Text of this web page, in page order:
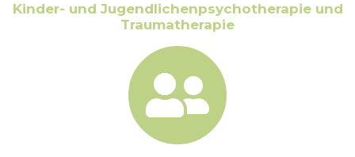
Kinder- und Jugendlichenpsychotherapie und
Traumatherapie